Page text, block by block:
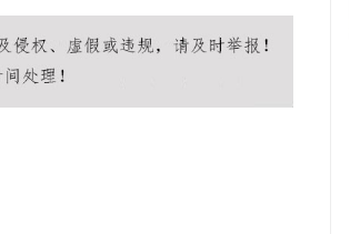
探索星辰影院：带您进入梦幻电影世界的最佳
视听体验